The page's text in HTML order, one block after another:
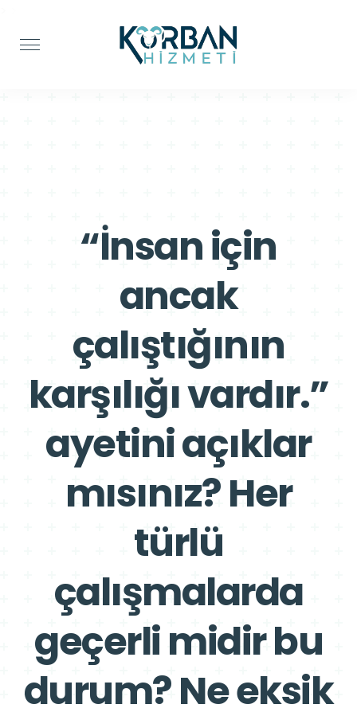
“İnsan için
ancak
çalıştığının
karşılığı vardır.”
ayetini açıklar
mısınız? Her
türlü
çalışmalarda
geçerli midir bu
durum? Ne eksik